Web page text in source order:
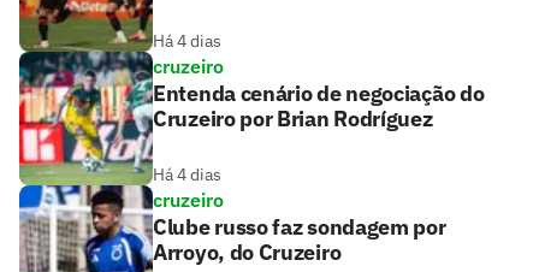
Há 4 dias
cruzeiro
Entenda cenário de negociação do
Cruzeiro por Brian Rodríguez
Há 4 dias
cruzeiro
Clube russo faz sondagem por
Arroyo, do Cruzeiro